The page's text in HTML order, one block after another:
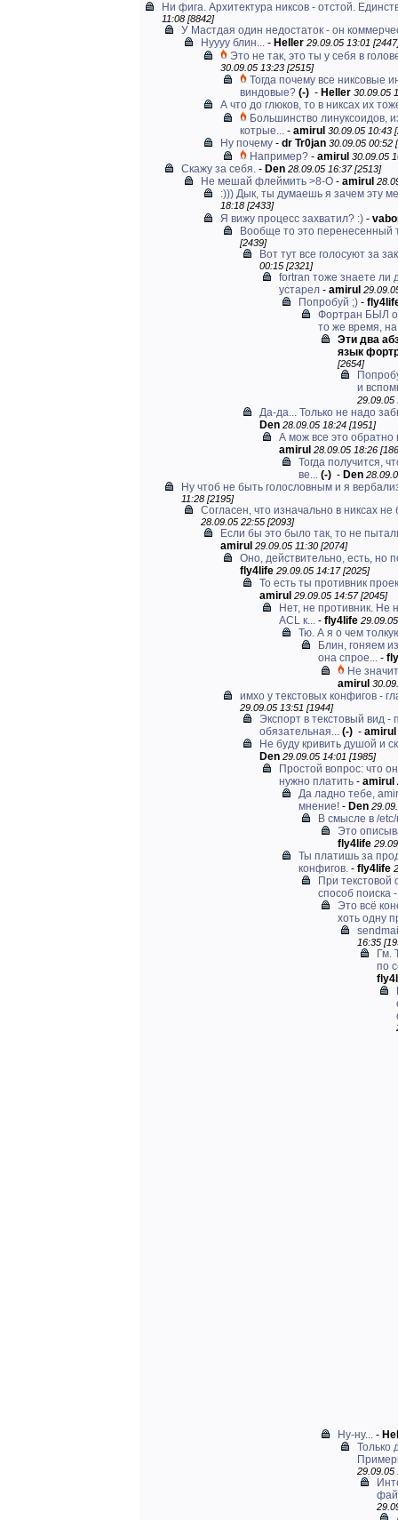
Ни фига. Архитектура никсов - отстой.
11:08 [8842]
У Мастдая один недостаток - он
Нуууу блин... - Heller 29.09.05 13:01
Это не так, это ты у себя в
30.09.05 13:23 [2515]
Тогда почему все никсовые
виндовые? (-) - Heller 30.09.05
А что до глюков, то в никсах их
Большинство линуксоидов,
котрые... - amirul 30.09.05 10:43
Ну почему - dr Tr0jan 30.09.05 00:52
Например? - amirul 30.09.05
Скажу за себя. - Den 28.09.05 16:37 [2513]
Не мешай флеймить >8-O - amirul
:))) Дык, ты думаешь я зачем эту
18:18 [2433]
Я вижу процесс захватил? :) -
Вообще то это перенесенный
[2439]
Вот тут все голосуют за
00:15 [2321]
fortran тоже знаете ли
устарел - amirul
Попробуй ;) -
Фортран БЫЛ
то же время,
Эти два
язык
[2654]
и
29.09.05
Да-да... Только не надо
Den 28.09.05 18:24 [1951]
А мож все это обратно
amirul 28.09.05 18:26
Тогда получится,
ве... (-) - Den
Ну чтоб не быть голословным и я
11:28 [2195]
Согласен, что изначально в никсах
28.09.05 22:55 [2093]
Если бы это было так, то не
amirul 29.09.05 11:30 [2074]
Оно, действительно, есть, но
fly4life 29.09.05 14:17 [2025]
То есть ты противник
amirul 29.09.05 14:57 [2045]
Нет, не противник. Не
ACL к... - fly4life
Тю. А я о чем
Блин, гоняем
она спрое... -
Не
amirul
имхо у текстовых конфигов -
29.09.05 13:51 [1944]
Экспорт в текстовый вид -
обязательная... (-) - amirul
Не буду кривить душой и
Den 29.09.05 14:01 [1985]
Простой вопрос: что
нужно платить - amirul
Да ладно тебе,
мнение! - Den
В смысле в /
Это
fly4life
Ты платишь за
конфигов. - fly4life
При
способ поиска
Это всё
хоть одну
16:35
Гм.
по
Ну-ну... -
Только
29.09.05